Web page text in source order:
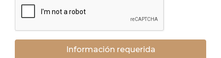
Información requerida